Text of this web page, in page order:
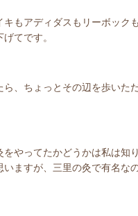
キもアディダスもリーボック
てです。
ら、ちょっとその辺を歩いた
やってたかどうかは私は知
いますが、三里の灸で有名な